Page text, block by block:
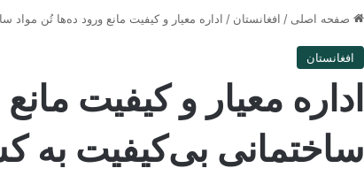
صفحه اصلی / افغانستان / اداره معیار و کیفیت مانع ورود ده‌ها تُن
افغانستان
اداره معیار و کیفیت
ساختمانی بی‌کیفیت به